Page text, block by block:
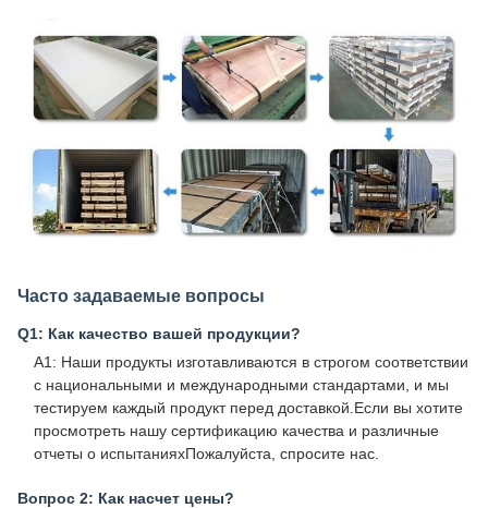
Часто задаваемые вопросы
Q1: Как качество вашей продукции?
A1: Наши продукты изготавливаются в строгом соответствии
с национальными и международными стандартами, и мы
тестируем каждый продукт перед доставкой.Если вы хотите
просмотреть нашу сертификацию качества и различные
отчеты о испытанияхПожалуйста, спросите нас.
Вопрос 2: Как насчет цены?